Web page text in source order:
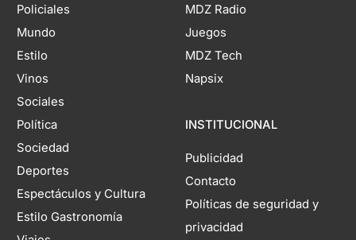
Policiales
Mundo
Estilo
Vinos
Sociales
Política
Sociedad
Deportes
Espectáculos y Cultura
Estilo Gastronomía
MDZ Radio
Juegos
MDZ Tech
Napsix
INSTITUCIONAL
Publicidad
Contacto
Políticas de seguridad y
privacidad